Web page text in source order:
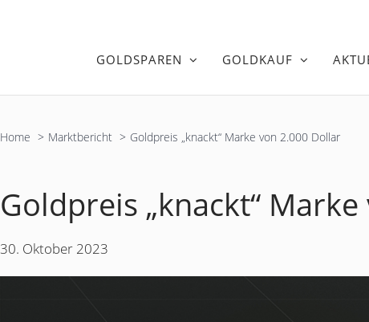
GOLDSPAREN GOLDKAUF
Home Marktbericht Goldpreis „knackt“ Marke von 2.000 Dollar
Goldpreis „knackt“
30. Oktober 2023